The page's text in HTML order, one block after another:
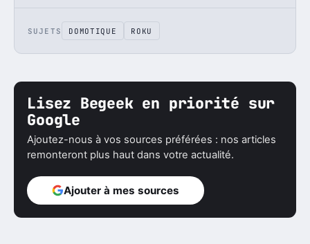
SUJETS DOMOTIQUE ROKU
Lisez Begeek en priorité sur
Google
Ajoutez-nous à vos sources préférées : nos articles
remonteront plus haut dans votre actualité.
Ajouter à mes sources